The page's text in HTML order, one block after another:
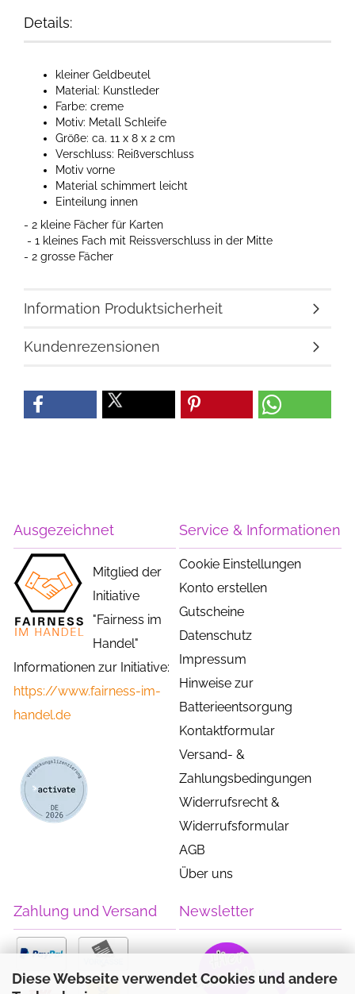
Diese Webseite verwendet Cookies und andere
Details:
kleiner Geldbeutel
Material: Kunstleder
Farbe: creme
Motiv: Metall Schleife
Größe: ca. 11 x 8 x 2 cm
Verschluss: Reißverschluss
Motiv vorne
Material schimmert leicht
Einteilung innen
- 2 kleine Fächer für Karten
- 1 kleines Fach mit Reissverschluss in der Mitte
- 2 grosse Fächer
Information Produktsicherheit
Kundenrezensionen
Ausgezeichnet
Mitglied der
Initiative
"Fairness im
Handel"
Informationen zur Initiative:
https://www.fairness-im-
handel.de
Service & Informationen
Cookie Einstellungen
Konto erstellen
Gutscheine
Datenschutz
Impressum
Hinweise zur
Batterieentsorgung
Kontaktformular
Versand- &
Zahlungsbedingungen
Widerrufsrecht &
Widerrufsformular
AGB
Über uns
Zahlung und Versand Newsletter